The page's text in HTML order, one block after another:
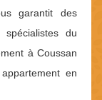
garantit des
du
à Coussan
en